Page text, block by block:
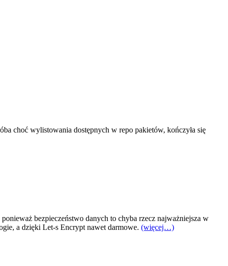
choć wylistowania dostępnych w repo pakietów, kończyła się
bezpieczeństwo danych to chyba rzecz najważniejsza w
a dzięki Let-s Encrypt nawet darmowe. (więcej…)